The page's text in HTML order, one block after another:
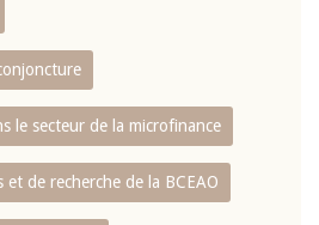
le secteur de la microfinance
et de recherche de la BCEAO